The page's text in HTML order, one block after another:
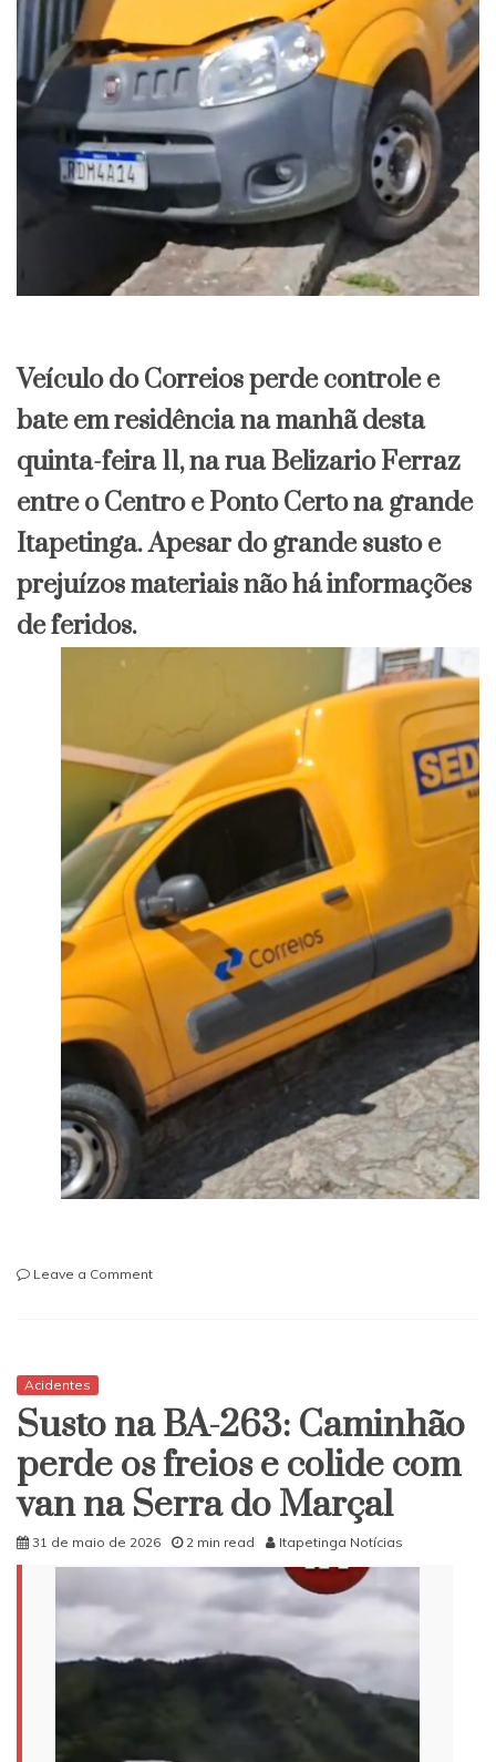
Veículo do Correios perde controle e
bate em residência na manhã desta
quinta-feira 11, na rua Belizario Ferraz
entre o Centro e Ponto Certo na grande
Itapetinga. Apesar do grande susto e
prejuízos materiais não há informações
de feridos.
Leave a Commenton
em
residência
Acidentes
Susto na BA-263: Caminhão
perde os freios e colide com
van na Serra do Marçal
31 de maio de 2026 2 min read Itapetinga Notícias